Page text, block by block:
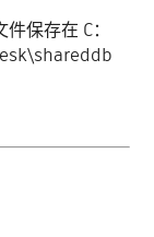
保存在 C：